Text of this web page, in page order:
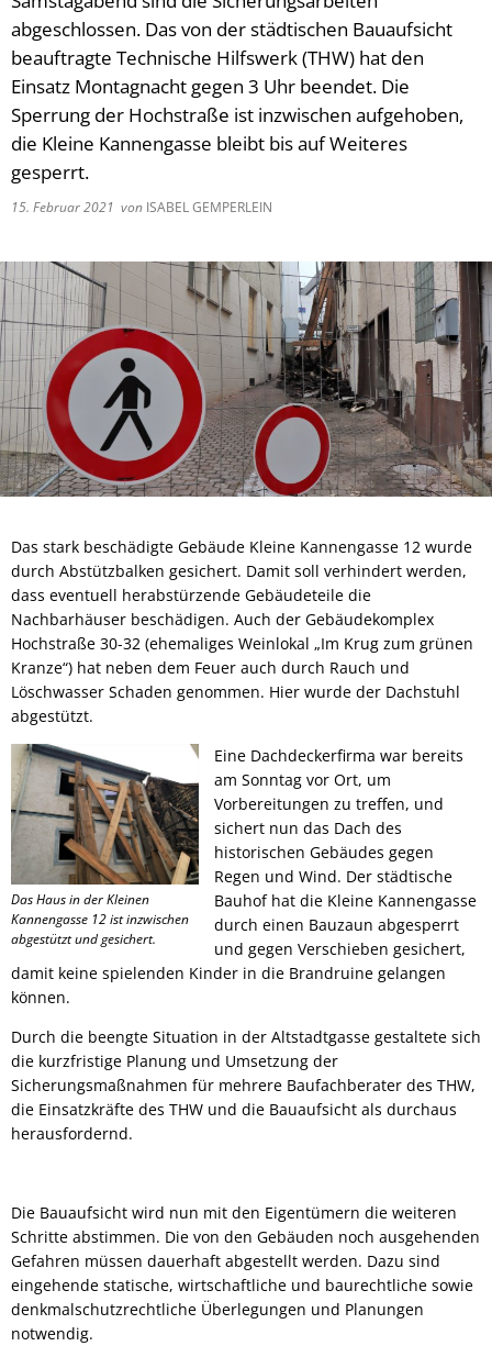
abgeschlossen. Das von der städtischen Bauaufsicht
beauftragte Technische Hilfswerk (THW) hat den
Einsatz Montagnacht gegen 3 Uhr beendet. Die
Sperrung der Hochstraße ist inzwischen aufgehoben,
die Kleine Kannengasse bleibt bis auf Weiteres
gesperrt.
15. Februar 2021 von ISABEL GEMPERLEIN
Das stark beschädigte Gebäude Kleine Kannengasse 12 wurde
durch Abstützbalken gesichert. Damit soll verhindert werden,
dass eventuell herabstürzende Gebäudeteile die
Nachbarhäuser beschädigen. Auch der Gebäudekomplex
Hochstraße 30-32 (ehemaliges Weinlokal „Im Krug zum grünen
Kranze“) hat neben dem Feuer auch durch Rauch und
Löschwasser Schaden genommen. Hier wurde der Dachstuhl
abgestützt.
Das Haus in der Kleinen
Kannengasse 12 ist inzwischen
abgestützt und gesichert.
Eine Dachdeckerfirma war bereits
am Sonntag vor Ort, um
Vorbereitungen zu treffen, und
sichert nun das Dach des
historischen Gebäudes gegen
Regen und Wind. Der städtische
Bauhof hat die Kleine Kannengasse
durch einen Bauzaun abgesperrt
und gegen Verschieben gesichert,
damit keine spielenden Kinder in die Brandruine gelangen
können.
Durch die beengte Situation in der Altstadtgasse gestaltete sich
die kurzfristige Planung und Umsetzung der
Sicherungsmaßnahmen für mehrere Baufachberater des THW,
die Einsatzkräfte des THW und die Bauaufsicht als durchaus
herausfordernd.
Die Bauaufsicht wird nun mit den Eigentümern die weiteren
Schritte abstimmen. Die von den Gebäuden noch ausgehenden
Gefahren müssen dauerhaft abgestellt werden. Dazu sind
eingehende statische, wirtschaftliche und baurechtliche sowie
denkmalschutzrechtliche Überlegungen und Planungen
notwendig.